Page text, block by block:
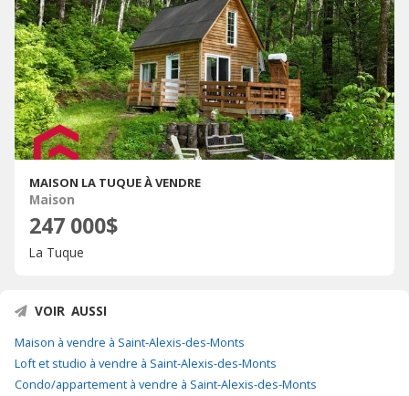
MAISON LA TUQUE À VENDRE
Maison
247 000$
La Tuque
VOIR AUSSI
Maison à vendre à Saint-Alexis-des-Monts
Loft et studio à vendre à Saint-Alexis-des-Monts
Condo/appartement à vendre à Saint-Alexis-des-Monts